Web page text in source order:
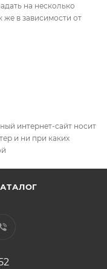
на несколько
же в зависимости от
интернет-сайт носит
и ни при каких